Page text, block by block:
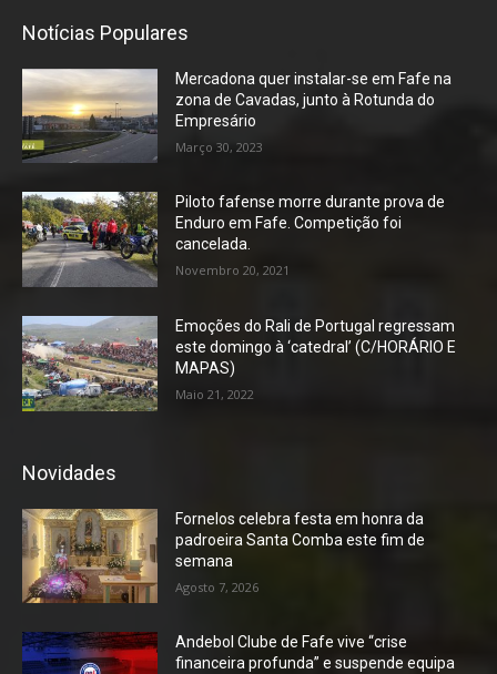
Notícias Populares
Mercadona quer instalar-se em Fafe na
zona de Cavadas, junto à Rotunda do
Empresário
Março 30, 2023
Piloto fafense morre durante prova de
Enduro em Fafe. Competição foi
cancelada.
Novembro 20, 2021
Emoções do Rali de Portugal regressam
este domingo à ‘catedral’ (C/HORÁRIO E
MAPAS)
Maio 21, 2022
Novidades
Fornelos celebra festa em honra da
padroeira Santa Comba este fim de
semana
Agosto 7, 2026
Andebol Clube de Fafe vive “crise
financeira profunda” e suspende equipa